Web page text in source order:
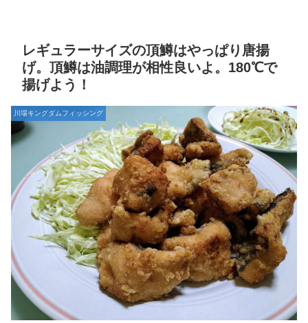
レギュラーサイズの頂鱒はやっぱり唐揚
げ。頂鱒は油調理が相性良いよ。180℃で
揚げよう！
川場キングダムフィッシング